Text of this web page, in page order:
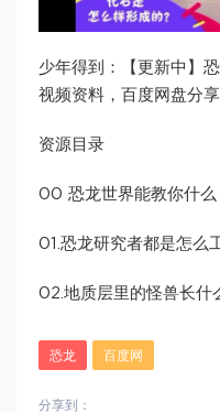
少年得到：【更新中】
视频资料，百度网盘分享
资源目录
00 恐龙世界能教你什
01.恐龙研究者都是怎么
02.地质层里的怪兽长什
恐龙 百度网
分享到：